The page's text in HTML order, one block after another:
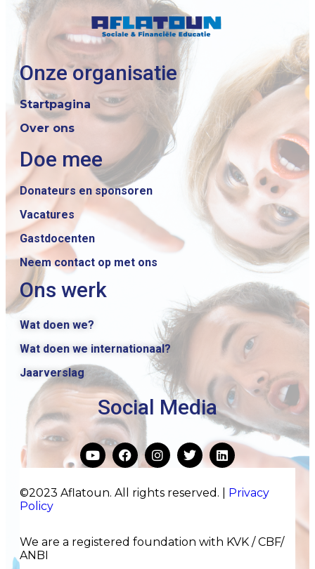
Onze organisatie
Startpagina
Over ons
Doe mee
Donateurs en sponsoren
Vacatures
Gastdocenten
Neem contact op met ons
Ons werk
Wat doen we?
Wat doen we internationaal?
Jaarverslag
Social Media
©2023 Aflatoun. All rights reserved. |
Privacy
Policy
We are a registered foundation with KVK / CBF/
ANBI